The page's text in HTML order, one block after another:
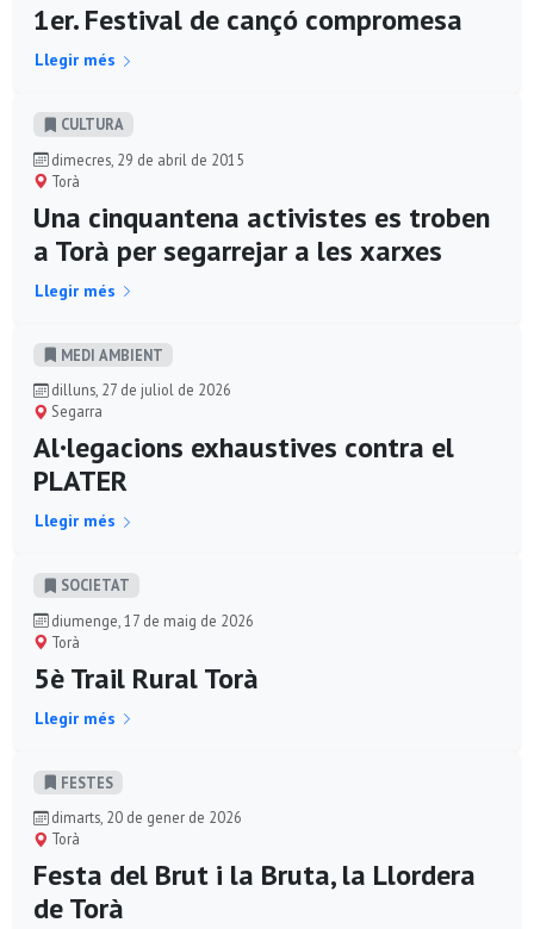
1er. Festival de cançó compromesa
Llegir més
CULTURA
dimecres, 29 de abril de 2015
Torà
Una cinquantena activistes es troben
a Torà per segarrejar a les xarxes
Llegir més
MEDI AMBIENT
dilluns, 27 de juliol de 2026
Segarra
Al·legacions exhaustives contra el
PLATER
Llegir més
SOCIETAT
diumenge, 17 de maig de 2026
Torà
5è Trail Rural Torà
Llegir més
FESTES
dimarts, 20 de gener de 2026
Torà
Festa del Brut i la Bruta, la Llordera
de Torà